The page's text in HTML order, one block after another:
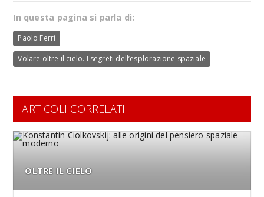
In questa pagina si parla di:
Paolo Ferri
Volare oltre il cielo. I segreti dell’esplorazione spaziale
ARTICOLI CORRELATI
OLTRE IL CIELO